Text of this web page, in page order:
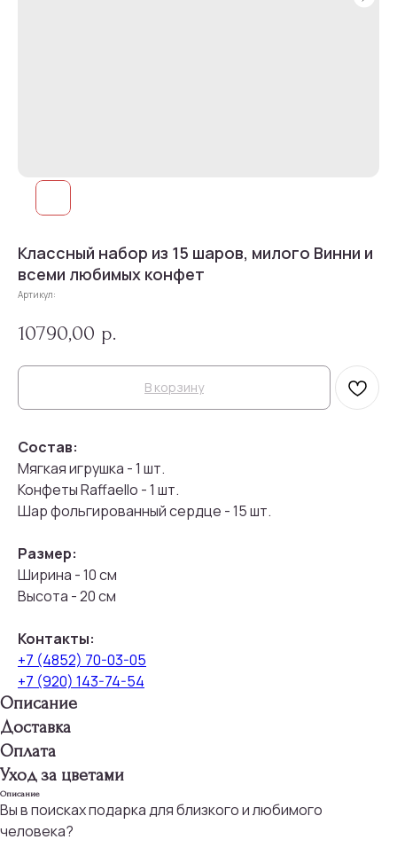
Классный набор из 15 шаров, милого Винни и
всеми любимых конфет
Артикул:
10790,00 р.
В корзину
Состав:
Мягкая игрушка - 1 шт.
Конфеты Raffaello - 1 шт.
Шар фольгированный сердце - 15 шт.
Размер:
Ширина - 10 см
Высота - 20 см
Контакты:
+7 (4852) 70-03-05
+7 (920) 143-74-54
Описание
Доставка
Оплата
Уход за цветами
Описание
Вы в поисках подарка для близкого и любимого
человека?